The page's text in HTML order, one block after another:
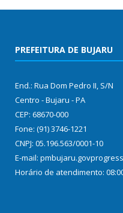
PREFEITURA DE BUJARU
End.: Rua Dom Pedro II, S/N
Centro - Bujaru - PA
CEP: 68670-000
Fone: (91) 3746-1221
CNPJ: 05.196.563/0001-10
E-mail:
Horário de atendimento: